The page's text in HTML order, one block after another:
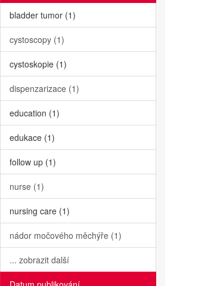
bladder tumor (1)
cystoscopy (1)
cystoskopie (1)
dispenzarizace (1)
education (1)
edukace (1)
follow up (1)
nurse (1)
nursing care (1)
nádor močového měchýře (1)
... zobrazit další